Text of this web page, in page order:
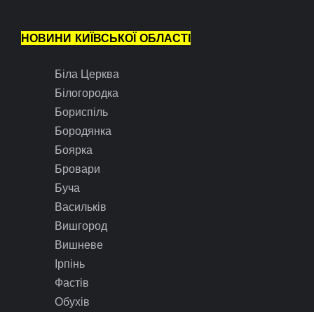
НОВИНИ КИЇВСЬКОЇ ОБЛАСТІ
Біла Церква
Білогородка
Бориспіль
Бородянка
Боярка
Бровари
Буча
Васильків
Вишгород
Вишневе
Ірпінь
Фастів
Обухів